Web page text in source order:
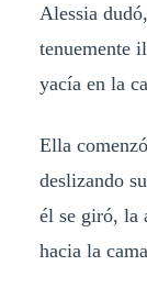
Alessia
tenuemente
yacía en la
Ella
deslizando
él se giró, la
hacia la